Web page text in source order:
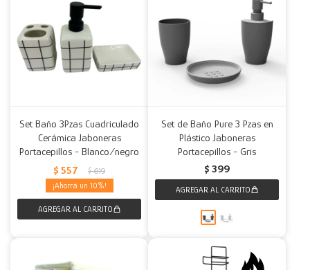
Set Baño 3Pzas Cuadriculado
Cerámica Jaboneras
Portacepillos - Blanco/negro
$ 557 $ 619
10
Set de Baño Pure 3 Pzas en
Plástico Jaboneras
Portacepillos - Gris
$ 399